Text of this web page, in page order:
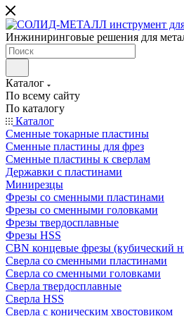
Инжиниринговые решения для
Каталог
По всему сайту
По каталогу
Каталог
Сменные токарные пластины
Сменные пластины для фрез
Сменные пластины к сверлам
Державки с пластинами
Минирезцы
Фрезы со сменными пластинами
Фрезы со сменными головками
Фрезы твердосплавные
Фрезы HSS
CBN концевые фрезы (кубический
Сверла со сменными пластинами
Сверла со сменными головками
Сверла твердосплавные
Сверла HSS
Сверла с коническим хвостовиком